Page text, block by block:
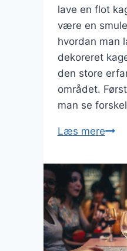
lave en flot
være en
hvordan man
dekoreret
den store
området.
man se
Læs mere
man
en
og
flot